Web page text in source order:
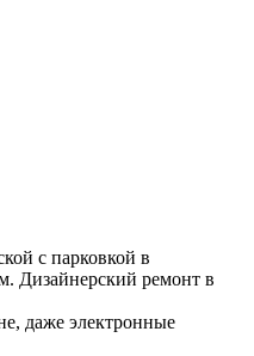
с парковкой в
Дизайнерский ремонт в
даже электронные